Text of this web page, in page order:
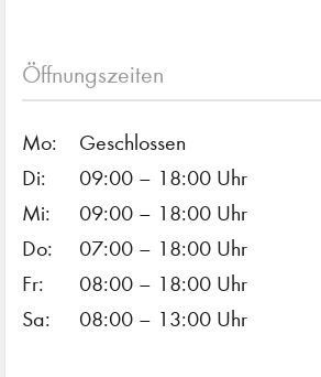
Öffnungszeiten
Mo:
Geschlossen
Di:
09:00 – 18:00 Uhr
Mi:
09:00 – 18:00 Uhr
Do:
07:00 – 18:00 Uhr
Fr:
08:00 – 18:00 Uhr
Sa:
08:00 – 13:00 Uhr